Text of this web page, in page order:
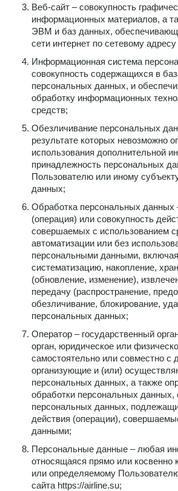
Веб-сайт – совокупность
информационных материалов, а
ЭВМ и баз данных,
сети интернет по сетевому адресу
Информационная система
совокупность содержащихся в
персональных данных, и
обработку информационных
средств;
Обезличивание персональных
результате которых невозможно
использования дополнительной
принадлежность персональных
Пользователю или иному
данных;
Обработка персональных данных
(операция) или совокупность
совершаемых с использованием
автоматизации или без
персональными данными,
систематизацию, накопление,
(обновление, изменение),
передачу (распространение,
обезличивание, блокирование,
персональных данных;
Оператор – государственный
орган, юридическое или
самостоятельно или совместно с
организующие и (или)
персональных данных, а также
обработки персональных данных,
персональных данных,
действия (операции),
данными;
Персональные данные – любая
относящаяся прямо или косвенно
или определяемому
сайта https://airline.su;